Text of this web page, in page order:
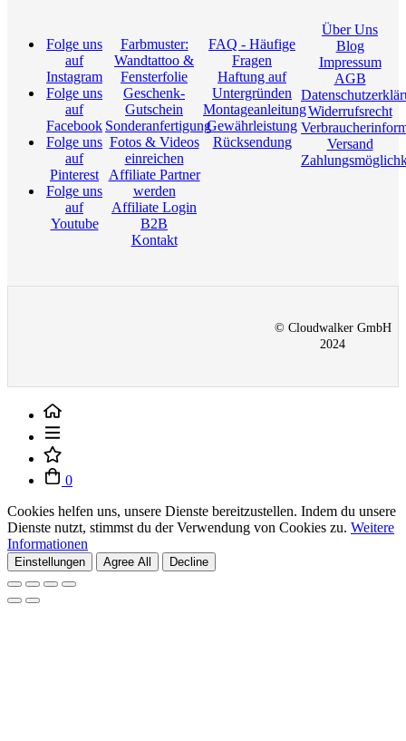
Folge uns
auf
Instagram
Folge uns
auf
Facebook
Folge uns
auf
Pinterest
Folge uns
auf
Youtube
Farbmuster:
Wandtattoo &
Fensterfolie
Geschenk-
Gutschein
Sonderanfertigung
Fotos & Videos
einreichen
Affiliate Partner
werden
Affiliate Login
B2B
Kontakt
FAQ - Häufige
Fragen
Haftung auf
Untergründen
Montageanleitung
Gewährleistung
Rücksendung
Über Uns
Blog
Impressum
AGB
Widerrufsrecht
Versand
© Cloudwalker GmbH
2024
0
Cookies helfen uns, unsere Dienste bereitzustellen. Indem du unsere
Dienste nutzt, stimmst du der Verwendung von Cookies zu. Weitere
Informationen
Einstellungen Agree All Decline